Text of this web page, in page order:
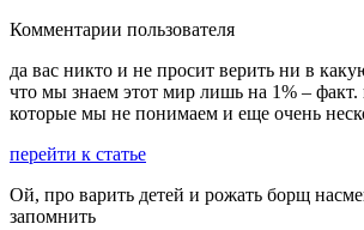
Комментарии пользователя
да вас никто и не просит верить ни в
что мы знаем этот мир лишь на 1% – факт.
которые мы не понимаем и еще очень
перейти к статье
Ой, про варить детей и рожать борщ
запомнить